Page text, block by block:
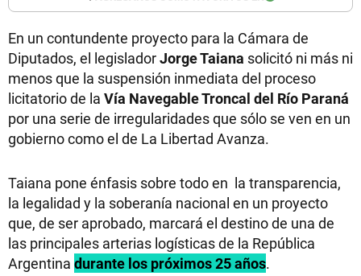
En un contundente proyecto para la Cámara de
Diputados, el legisladorJorge Taiana solicitó ni más ni
menos que la suspensión inmediata del proceso
licitatorio de la Vía Navegable Troncal del Río Paraná
por una serie de irregularidades que sólo se ven en un
gobierno como el de La Libertad Avanza.
Taiana pone énfasis sobre todo en la transparencia,
la legalidad y la soberanía nacional en un proyecto
que, de ser aprobado, marcará el destino de una de
las principales arterias logísticas de la República
Argentina durante los próximos 25 años.